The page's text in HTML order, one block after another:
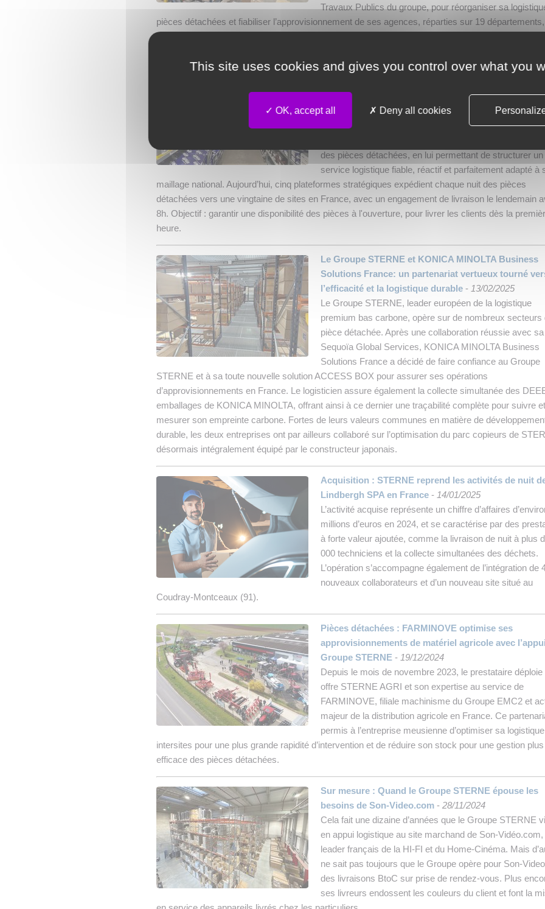
Travaux Publics du groupe, pour réorganiser sa
pièces détachées et fiabiliser l’approvisionnement de ses agences, réparties sur 19
Réactivité express : Distri Cash muscle sa logistique
Distri Cash, acteur national de la distribution de
et pièces détachées automobiles, s’appuie depuis 13 ans
les services du Groupe STERNE. Ce partenariat a
des pièces détachées, en lui permettant de structurer un
service logistique fiable, réactif et parfaitement adapté à
maillage national. Aujourd’hui, cinq plateformes stratégiques expédient chaque nuit des pièces
détachées vers une vingtaine de sites en France, avec un engagement de livraison le lendemain
8h. Objectif : garantir une disponibilité des pièces à l'ouverture, pour livrer les clients dès la
heure.
Le Groupe STERNE et KONICA MINOLTA Business
Solutions France: un partenariat vertueux tourné
l’efficacité et la logistique durable - 13/02/2025
Le Groupe STERNE, leader européen de la logistique
premium bas carbone, opère sur de nombreux secteurs
pièce détachée. Après une collaboration réussie avec
Sequoïa Global Services, KONICA MINOLTA Business
Solutions France a décidé de faire confiance au Groupe
STERNE et à sa toute nouvelle solution ACCESS BOX pour assurer ses opérations
d’approvisionnements en France. Le logisticien assure également la collecte simultanée des
emballages de KONICA MINOLTA, offrant ainsi à ce dernier une traçabilité complète pour suivre et
mesurer son empreinte carbone. Fortes de leurs valeurs communes en matière de
durable, les deux entreprises ont par ailleurs collaboré sur l’optimisation du parc copieurs de
désormais intégralement équipé par le constructeur japonais.
Acquisition : STERNE reprend les activités de nuit
Lindbergh SPA en France - 14/01/2025
L’activité acquise représente un chiffre d’affaires
millions d’euros en 2024, et se caractérise par des
à forte valeur ajoutée, comme la livraison de nuit à plus
000 techniciens et la collecte simultanées des déchets.
L’opération s’accompagne également de l’intégration de
nouveaux collaborateurs et d’un nouveau site situé au
Coudray-Montceaux (91).
Pièces détachées : FARMINOVE optimise ses
approvisionnements de matériel agricole avec
Groupe STERNE - 19/12/2024
Depuis le mois de novembre 2023, le prestataire déploie
offre STERNE AGRI et son expertise au service de
FARMINOVE, filiale machinisme du Groupe EMC2 et
majeur de la distribution agricole en France. Ce
permis à l’entreprise meusienne d’optimiser sa logistique
intersites pour une plus grande rapidité d’intervention et de réduire son stock pour une gestion plus
efficace des pièces détachées.
Sur mesure : Quand le Groupe STERNE épouse les
besoins de Son-Video.com - 28/11/2024
Cela fait une dizaine d’années que le Groupe STERNE
en appui logistique au site marchand de Son-Vidéo.com,
leader français de la HI-FI et du Home-Cinéma. Mais
ne sait pas toujours que le Groupe opère pour Son-
des livraisons BtoC sur prise de rendez-vous. Plus
ses livreurs endossent les couleurs du client et font la
This site uses cookies and gives you control over what you
OK, accept all Deny all cookies